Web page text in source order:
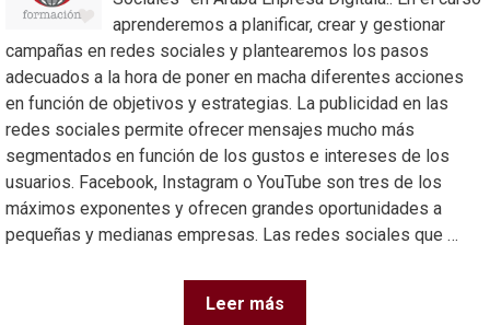
aprenderemos a planificar, crear y gestionar
campañas en redes sociales y plantearemos los pasos
adecuados a la hora de poner en macha diferentes acciones
en función de objetivos y estrategias. La publicidad en las
redes sociales permite ofrecer mensajes mucho más
segmentados en función de los gustos e intereses de los
usuarios. Facebook, Instagram o YouTube son tres de los
máximos exponentes y ofrecen grandes oportunidades a
pequeñas y medianas empresas. Las redes sociales que …
Leer más